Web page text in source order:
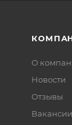
О
Новости
Отзывы
Вакансии